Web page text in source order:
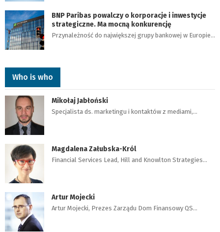
BNP Paribas powalczy o korporacje i inwestycje
strategiczne. Ma mocną konkurencję
Przynależność do największej grupy bankowej w Europie…
Who is who
Mikołaj Jabłoński
Specjalista ds. marketingu i kontaktów z mediami,…
Magdalena Załubska-Król
Financial Services Lead, Hill and Knowlton Strategies…
Artur Mojecki
Artur Mojecki, Prezes Zarządu Dom Finansowy QS…